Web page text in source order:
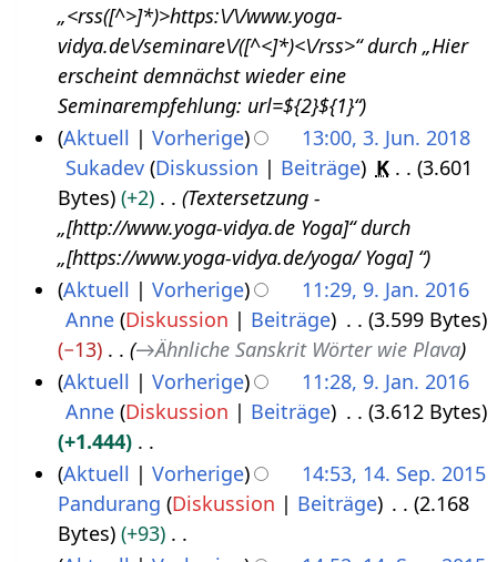
s
z
u
s
a
m
m
n
f
a
s
s
u
n
g
„<rss([^>]*)>https:\/\/www.yoga-
vidya.de\/seminare\/([^<]*)<\/rss>“ durch „Hier
erscheint demnächst wieder eine
Seminarempfehlung: url=${2}${1}“
n
0
Aktuell Vorherige
13:00, 3. Jun. 2018
Sukadev Diskussion Beiträge K
3.601
Bytes
+2
Textersetzung -
„[http://www.yoga-vidya.de Yoga]“ durch
„[https://www.yoga-vidya.de/yoga/ Yoga] “
J
u
Aktuell Vorherige
11:29, 9. Jan. 2016
Anne Diskussion Beiträge
3.599 Bytes
−13
→Ähnliche Sanskrit Wörter wie Plava
Aktuell
Vorherige
11:28, 9. Jan. 2016
Anne Diskussion Beiträge
3.612 Bytes
+1.444
K
e
i
Aktuell Vorherige
14:53, 14. Sep. 2015
Pandurang Diskussion Beiträge
2.168
Bytes
+93